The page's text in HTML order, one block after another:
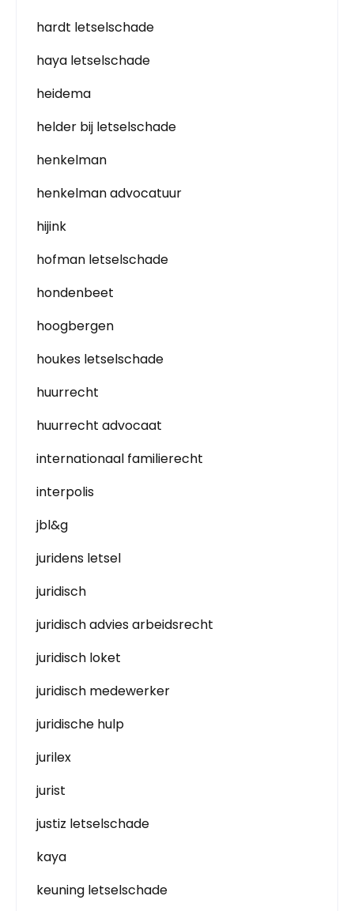
hardt letselschade
haya letselschade
heidema
helder bij letselschade
henkelman
henkelman advocatuur
hijink
hofman letselschade
hondenbeet
hoogbergen
houkes letselschade
huurrecht
huurrecht advocaat
internationaal familierecht
interpolis
jbl&g
juridens letsel
juridisch
juridisch advies arbeidsrecht
juridisch loket
juridisch medewerker
juridische hulp
jurilex
jurist
justiz letselschade
kaya
keuning letselschade